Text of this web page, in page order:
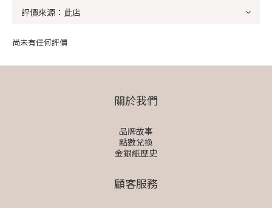
尚未有任何評價
關於我們
品牌故事
點數兌換
金銀紙歷史
顧客服務